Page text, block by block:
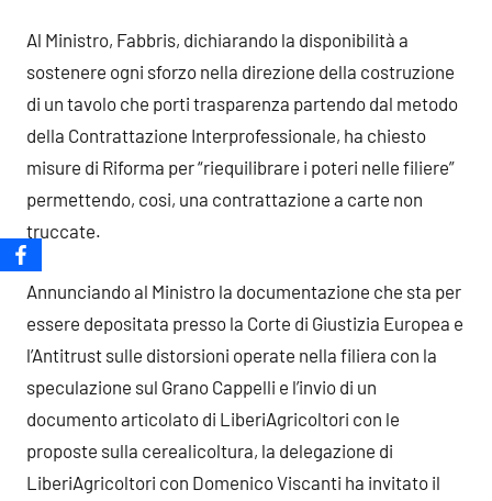
Al Ministro, Fabbris, dichiarando la disponibilità a
sostenere ogni sforzo nella direzione della costruzione
di un tavolo che porti trasparenza partendo dal metodo
della Contrattazione Interprofessionale, ha chiesto
misure di Riforma per “riequilibrare i poteri nelle filiere”
permettendo, cosi, una contrattazione a carte non
truccate.
Annunciando al Ministro la documentazione che sta per
essere depositata presso la Corte di Giustizia Europea e
l’Antitrust sulle distorsioni operate nella filiera con la
speculazione sul Grano Cappelli e l’invio di un
documento articolato di LiberiAgricoltori con le
proposte sulla cerealicoltura, la delegazione di
LiberiAgricoltori con Domenico Viscanti ha invitato il